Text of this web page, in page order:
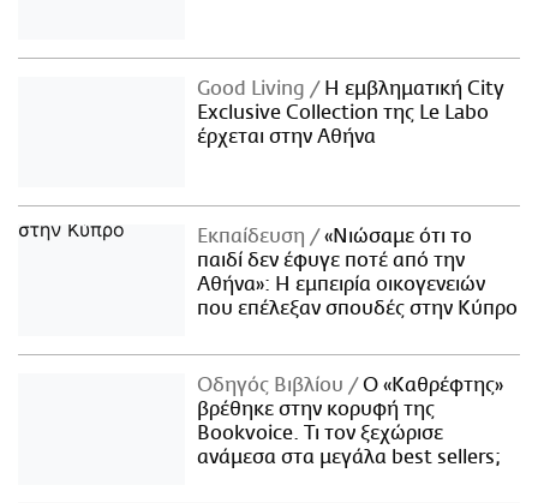
Good Living
Η εμβληματική City
Exclusive Collection της Le Labo
έρχεται στην Αθήνα
Εκπαίδευση
«Νιώσαμε ότι το
παιδί δεν έφυγε ποτέ από την
Αθήνα»: Η εμπειρία οικογενειών
που επέλεξαν σπουδές στην Κύπρο
Οδηγός Βιβλίου
Ο «Καθρέφτης»
βρέθηκε στην κορυφή της
Bookvoice. Τι τον ξεχώρισε
ανάμεσα στα μεγάλα best sellers;